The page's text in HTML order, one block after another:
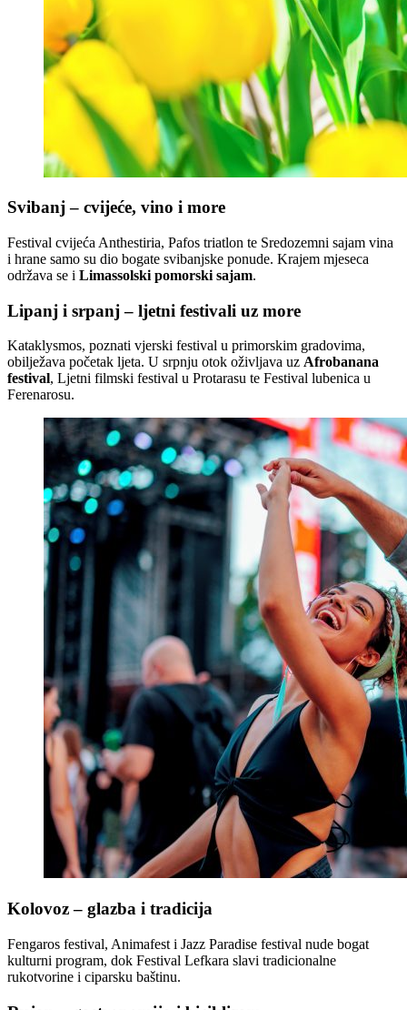
Svibanj – cvijeće, vino i more
Festival cvijeća Anthestiria, Pafos triatlon te Sredozemni sajam vina
i hrane samo su dio bogate svibanjske ponude. Krajem mjeseca
održava se i Limassolski pomorski sajam.
Lipanj i srpanj – ljetni festivali uz more
Kataklysmos, poznati vjerski festival u primorskim gradovima,
obilježava početak ljeta. U srpnju otok oživljava uz Afrobanana
festival, Ljetni filmski festival u Protarasu te Festival lubenica u
Ferenarosu.
Kolovoz – glazba i tradicija
Fengaros festival, Animafest i Jazz Paradise festival nude bogat
kulturni program, dok Festival Lefkara slavi tradicionalne
rukotvorine i ciparsku baštinu.